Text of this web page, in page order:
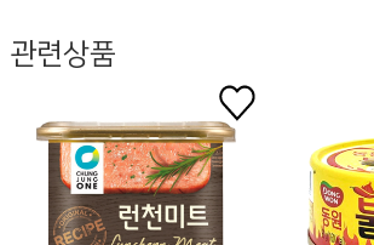
관련상품